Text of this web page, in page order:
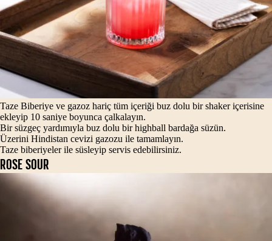
Taze Biberiye ve gazoz hariç tüm içeriği buz dolu bir shaker içerisine
ekleyip 10 saniye boyunca çalkalayın.
Bir süzgeç yardımıyla buz dolu bir highball bardağa süzün.
Üzerini Hindistan cevizi gazozu ile tamamlayın.
Taze biberiyeler ile süsleyip servis edebilirsiniz.
ROSE SOUR